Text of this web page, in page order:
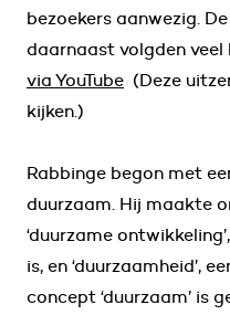
bezoekers aanwezig.
daarnaast volgden
via YouTube (Deze
kijken.)
Rabbinge begon met
duurzaam. Hij maakte
‘duurzame
is, en ‘duurzaamheid’,
concept ‘duurzaam’ is